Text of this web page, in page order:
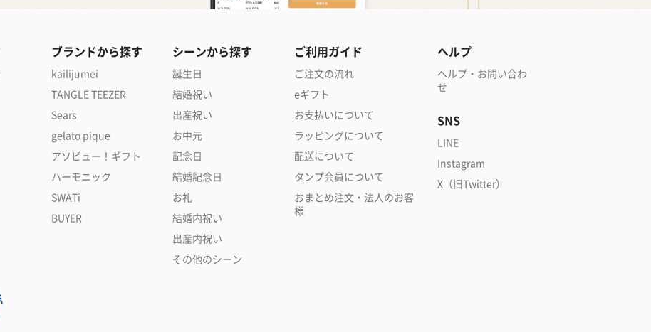
ブランドから探す
kailijumei
TANGLE TEEZER
Sears
gelato pique
アソビュー！ギフト
ハーモニック
SWATi
BUYER
シーンから探す
誕生日
結婚祝い
出産祝い
お中元
記念日
結婚記念日
お礼
結婚内祝い
出産内祝い
その他のシーン
ご利用ガイド
ご注文の流れ
eギフト
お支払いについて
ラッピングについて
配送について
タンプ会員について
おまとめ注文・法人のお客
様
ヘルプ
ヘルプ・お問い合わ
せ
SNS
LINE
Instagram
X（旧Twitter）